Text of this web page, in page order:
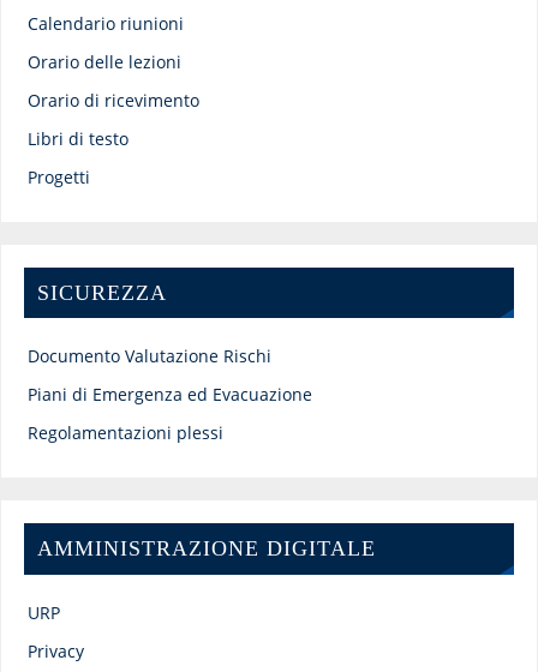
Calendario riunioni
Orario delle lezioni
Orario di ricevimento
Libri di testo
Progetti
SICUREZZA
Documento Valutazione Rischi
Piani di Emergenza ed Evacuazione
Regolamentazioni plessi
AMMINISTRAZIONE DIGITALE
URP
Privacy